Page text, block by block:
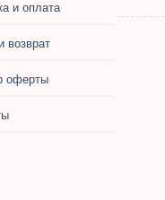
и оплата
возврат
оферты